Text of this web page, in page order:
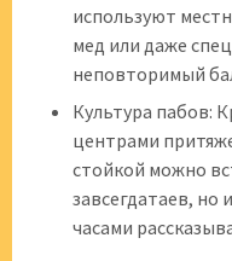
используют
мед или даже
неповторимый
Культура пабов:
центрами
стойкой можно
завсегдатаев, но
часами